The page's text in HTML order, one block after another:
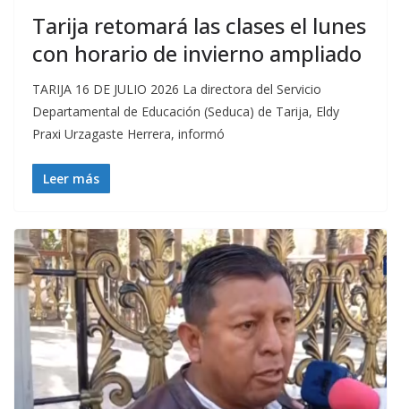
Tarija retomará las clases el lunes
con horario de invierno ampliado
TARIJA 16 DE JULIO 2026 La directora del Servicio
Departamental de Educación (Seduca) de Tarija, Eldy
Praxi Urzagaste Herrera, informó
Leer más